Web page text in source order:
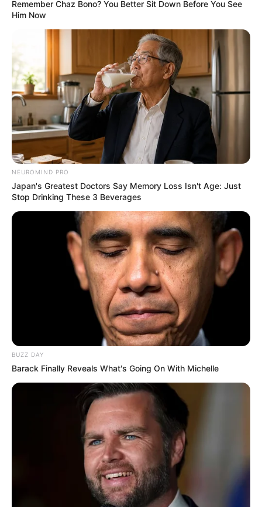
Remember Chaz Bono? You Better Sit Down Before You See
Him Now
NEUROMIND PRO
Japan's Greatest Doctors Say Memory Loss Isn't Age: Just
Stop Drinking These 3 Beverages
BUZZ DAY
Barack Finally Reveals What's Going On With Michelle